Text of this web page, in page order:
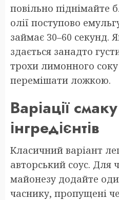
повільно піднімайте
олії поступово
займає 30–60 секунд.
здається занадто
трохи лимонного соку
перемішати ложкою.
Варіації
інгредієнтів
Класичний варіант
авторський соус. Для
майонезу додайте
часнику, пропущені